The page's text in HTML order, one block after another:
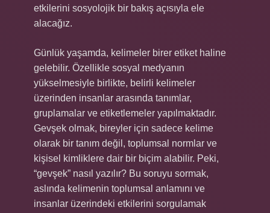
etkilerini sosyolojik bir bakış açısıyla ele
alacağız.
Günlük yaşamda, kelimeler birer etiket haline
gelebilir. Özellikle sosyal medyanın
yükselmesiyle birlikte, belirli kelimeler
üzerinden insanlar arasında tanımlar,
gruplamalar ve etiketlemeler yapılmaktadır.
Gevşek olmak, bireyler için sadece kelime
olarak bir tanım değil, toplumsal normlar ve
kişisel kimliklere dair bir biçim alabilir. Peki,
“gevşek” nasıl yazılır? Bu soruyu sormak,
aslında kelimenin toplumsal anlamını ve
insanlar üzerindeki etkilerini sorgulamak